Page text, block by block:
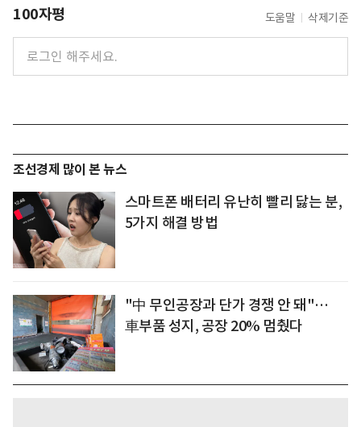
100자평 도움말 삭제기준
조선경제 많이 본 뉴스
스마트폰 배터리 유난히 빨리 닳는 분,
5가지 해결 방법
"中 무인공장과 단가 경쟁 안 돼"…
車부품 성지, 공장 20% 멈췄다